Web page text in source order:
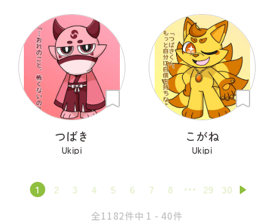
つばき
Ukipi
こがね
Ukipi
1 2 3 4 5 6 7 8 29 30
全1182件中 1 - 40件